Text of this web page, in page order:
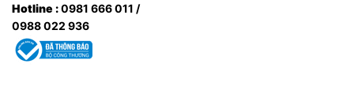
Hotline :0981 666 011 /
0988 022 936